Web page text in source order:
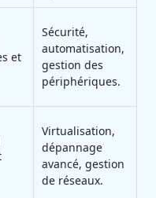
et
Sécurité,
automatisation,
gestion des
périphériques.
Virtualisation,
dépannage
avancé, gestion
de réseaux.